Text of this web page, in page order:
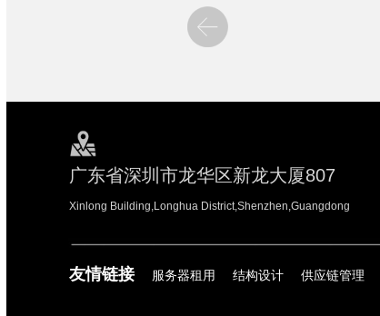
广东省深圳市龙华区新龙大厦807
Xinlong Building,Longhua District,Shenzhen,Guangdong
友情链接 服务器租用 结构设计 供应链管理